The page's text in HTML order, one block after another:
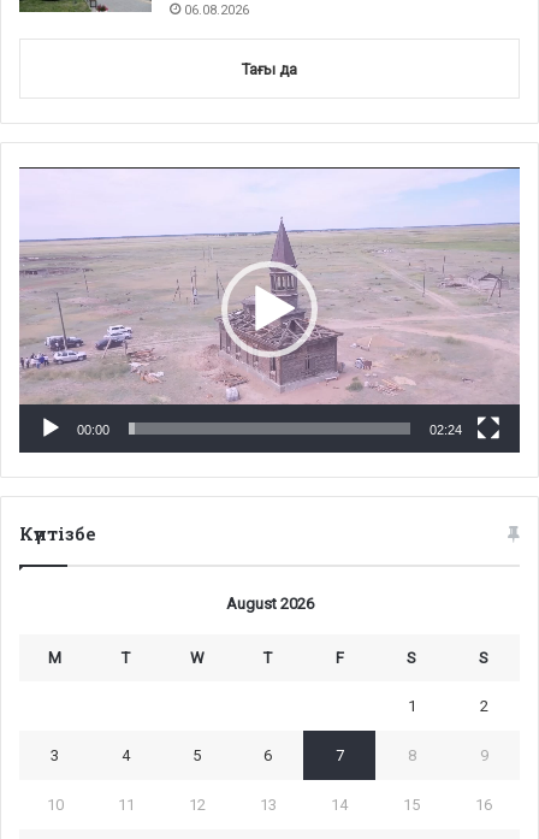
06.08.2026
Тағы да
00:00 02:24
Күнтізбе
August 2026
M T W T F S S
1 2
3 4 5 6 7 8 9
10 11 12 13 14 15 16